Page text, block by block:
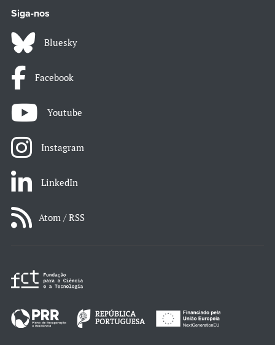
Siga-nos
Bluesky
Facebook
Youtube
Instagram
LinkedIn
Atom / RSS